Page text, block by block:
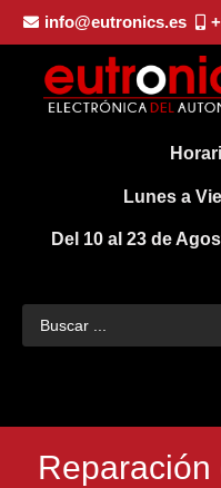
info@eutronics.es
Lunes a
Del 10 al 23 de